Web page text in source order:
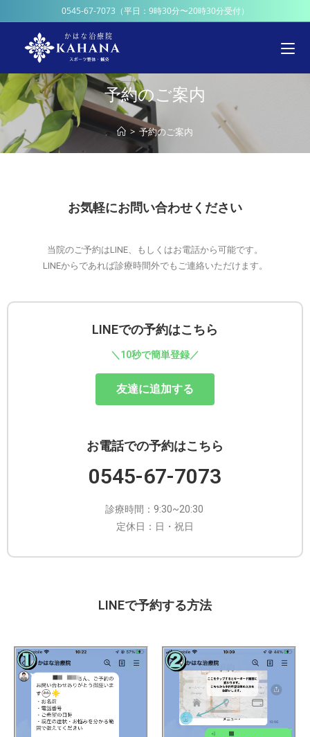
0545-67-7073 （平日：9時30分〜20時30分受付）
予約のご案内
> 予約のご案内
お気軽にお問い合わせください
当院のご予約はLINE、もしくはお電話から可能です。
LINEからであれば診療時間外でもご連絡いただけます。
LINEでの予約はこちら
＼10秒で簡単登録／
友達に追加する
お電話での予約はこちら
0545-67-7073
診療時間：9:30~20:30
定休日：日・祝日
LINEで予約する方法